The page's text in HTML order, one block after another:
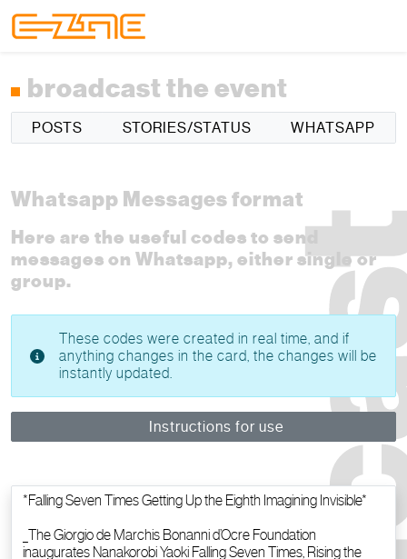
broadcast the event
POSTS STORIES/STATUS WHATSAPP
Whatsapp Messages format
Here are the useful codes to send
messages on Whatsapp, either single or
group.
These codes were created in real time, and if
anything changes in the card, the changes will be
instantly updated.
Instructions for use